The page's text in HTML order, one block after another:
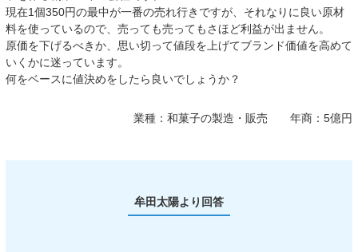
現在1個350円の最中が一番の売れ行きですが、それなりに良い原材
料を使っているので、売っても売ってもさほど利益が出ません。
原価を下げるべきか、思い切って値段を上げてブランド価値を高めて
いくかに迷っています。
何をベースに値決めをしたら良いでしょうか？
業種： 和菓子の製造・販売 年商： 5億円
牟田太陽より回答